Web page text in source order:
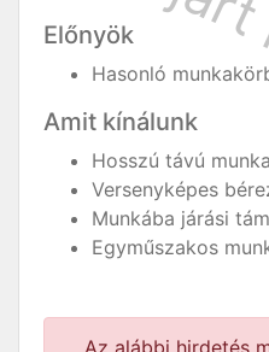
Előnyök
Hasonló
Amit kínálunk
Hosszú távú
Versenyképes
Munkába járási
Egyműszakos
Az alábbi hirdetés